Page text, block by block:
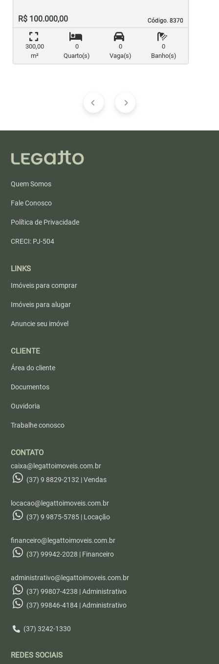
Código. 8370
Código. 8370
R$ 100.000,00
300,00
m²
0
Quarto(s)
0
Vaga(s)
0
Banho(s)
Quem Somos
Fale Conosco
Política de Privacidade
CRECI: PJ-504
LINKS
Imóveis para comprar
Imóveis para alugar
Anuncie seu imóvel
CLIENTE
Área do cliente
Documentos
Ouvidoria
Trabalhe conosco
CONTATO
caixa@legattoimoveis.com.br
(37) 9 8829-2132 | Vendas
locacao@legattoimoveis.com.br
(37) 9 9875-5785 | Locação
financeiro@legattoimoveis.com.br
(37) 99942-2028 | Financeiro
administrativo@legattoimoveis.com.br
(37) 99807-4238 | Administrativo
(37) 99846-4184 | Administrativo
(37) 3242-1330
REDES SOCIAIS